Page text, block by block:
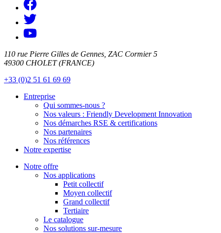
110 rue Pierre Gilles de Gennes, ZAC Cormier 5
49300 CHOLET (FRANCE)
+33 (0)2 51 61 69 69
Entreprise
Qui sommes-nous ?
Nos valeurs : Friendly Development Innovation
Nos démarches RSE & certifications
Nos partenaires
Nos références
Notre expertise
Notre offre
Nos applications
Petit collectif
Moyen collectif
Grand collectif
Tertiaire
Le catalogue
Nos solutions sur-mesure